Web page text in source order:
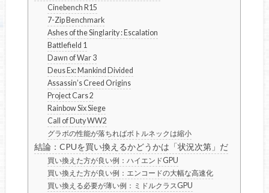
Cinebench R15
7-Zip Benchmark
Ashes of the Singlarity : Escalation
Battlefield 1
Dawn of War 3
Deus Ex: Mankind Divided
Assassin’s Creed Origins
Project Cars 2
Rainbow Six Siege
Call of Duty WW2
グラボの性能が落ちればボトルネックは縮小
結論：CPUを買い換えるかどうかは「状況次第」だ
買い換えた方が良い例：ハイエンドGPU
買い換えた方が良い例：エンコードの大幅な高速化
買い換える必要が薄い例：ミドルクラスGPU